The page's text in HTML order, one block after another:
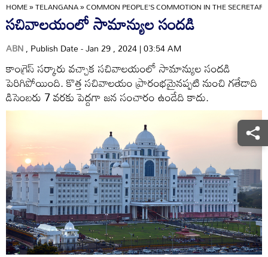
HOME»TELANGANA»COMMON PEOPLE'S COMMOTION IN THE
సచివాలయంలో సామాన్యుల సందడి
ABN, Publish Date - Jan 29 , 2024 | 03:54 AM
కాంగ్రెస్‌ సర్కారు వచ్చాక సచివాలయంలో సామాన్యుల సందడి
పెరిగిపోయింది. కొత్త సచివాలయం ప్రారంభమైనప్పటి నుంచి గతేడాది
డిసెంబరు 7 వరకు పెద్దగా జన సంచారం ఉండేది కాదు.